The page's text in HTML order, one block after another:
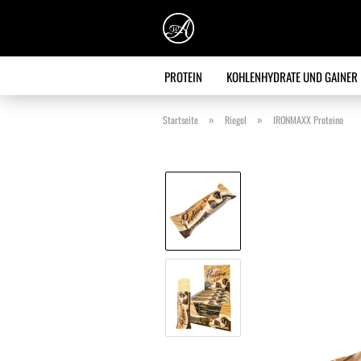
PROTEIN KOHLENHYDRATE UND GAINER
Startseite » Riegel » IRONMAXX Proteino